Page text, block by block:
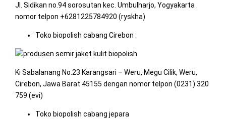
Jl. Sidikan no.94 sorosutan kec. Umbulharjo, Yogyakarta .
nomor telpon +6281225784920 (ryskha)
Toko biopolish cabang Cirebon :
Ki Sabalanang No.23 Karangsari – Weru, Megu Cilik, Weru,
Cirebon, Jawa Barat 45155 dengan nomor telpon (0231) 320
759 (evi)
Toko biopolish cabang jepara